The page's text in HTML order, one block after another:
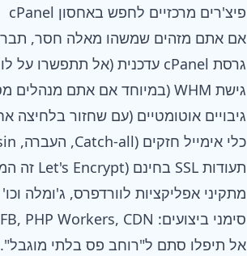
פיצ'רים מרכזיים לחפש באחסון cPanel
אם אתם מזהים שמשהו מאלה חסר,
גרסת cPanel עדכנית (אל תתפשרו על לוחות בקרה ישנים ולא נתמכים)
גישת WHM (במיוחד אם אתם מנהלים מספר אתרים)
גיבויים אוטומטיים (עם שחזור בלחיצה
כלי אימייל חזקים (Catch-all, העברה, Spam Assassin)
תעודות SSL בחינם (Let's Encrypt זה המינימום הנדרש)
מתקיני אפליקציות לוורדפרס, ג'ומלה וכו'
סימני ביצועים: Uptime, TTFB, PHP Workers, CDN ו-Caching
אל תיפלו סתם ל"רוחב פס בלתי מוגבל".